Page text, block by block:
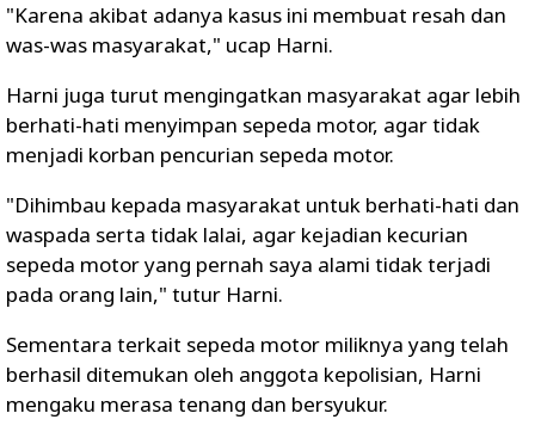
"Karena akibat adanya kasus ini membuat resah dan
was-was masyarakat," ucap Harni.
Harni juga turut mengingatkan masyarakat agar lebih
berhati-hati menyimpan sepeda motor, agar tidak
menjadi korban pencurian sepeda motor.
"Dihimbau kepada masyarakat untuk berhati-hati dan
waspada serta tidak lalai, agar kejadian kecurian
sepeda motor yang pernah saya alami tidak terjadi
pada orang lain," tutur Harni.
Sementara terkait sepeda motor miliknya yang telah
berhasil ditemukan oleh anggota kepolisian, Harni
mengaku merasa tenang dan bersyukur.